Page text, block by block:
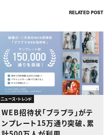
RELATED POST
ニュース・トレンド
WEB招待状「ブラプラ」がテ
ンプレート15万通り突破、累